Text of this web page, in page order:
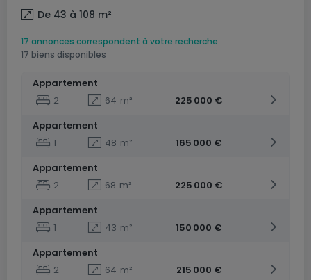
De 43 à 108 m²
17 annonces correspondent à votre recherche
17 biens disponibles
Appartement
2
64 m²
225 000 €
Appartement
1
48 m²
165 000 €
Appartement
2
68 m²
225 000 €
Appartement
1
43 m²
150 000 €
Appartement
2
64 m² 215 000 €